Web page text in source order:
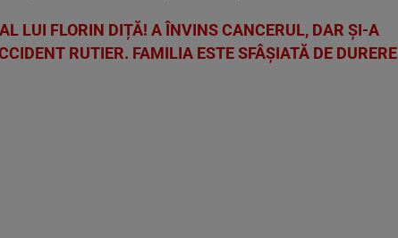
LUI FLORIN DIȚĂ! A ÎNVINS CANCERUL, DAR ȘI-A
RUTIER. FAMILIA ESTE SFÂȘIATĂ DE DURERE